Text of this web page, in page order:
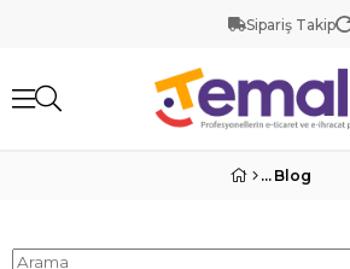
Sipariş Takip
Blog